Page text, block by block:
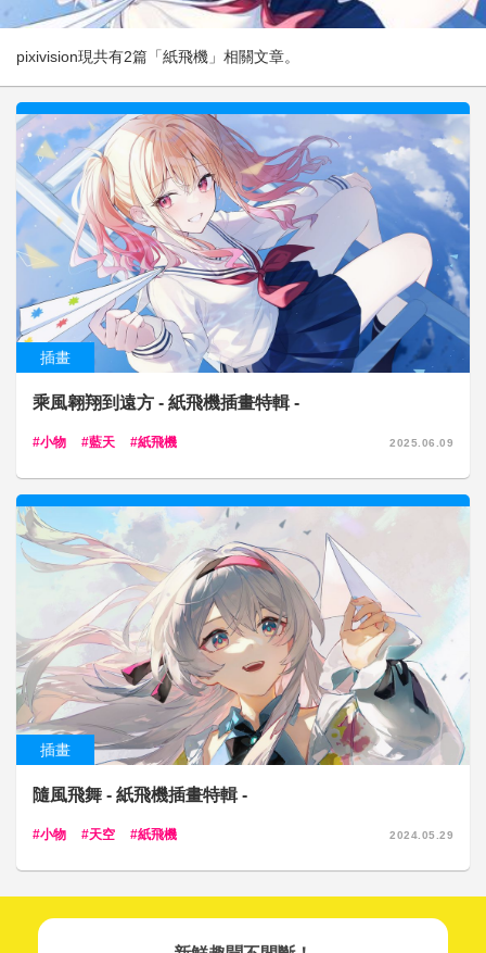
pixivision現共有2篇「紙飛機」相關文章。
插畫
乘風翱翔到遠方 - 紙飛機插畫特輯 -
小物 藍天 紙飛機 2025.06.09
插畫
隨風飛舞 - 紙飛機插畫特輯 -
小物 天空 紙飛機 2024.05.29